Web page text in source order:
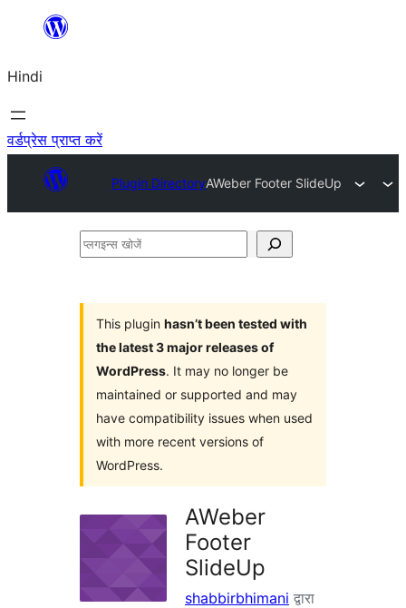
सामग्री
जाएं
Hindi
वर्डप्रेस प्राप्त करें
Plugin DirectoryAWeber Footer SlideUp
प्लगइन्स
This plugin hasn’t been tested with
the latest 3 major releases of
WordPress. It may no longer be
maintained or supported and may
have compatibility issues when used
with more recent versions of
WordPress.
AWeber
Footer
SlideUp
shabbirbhimani द्वारा